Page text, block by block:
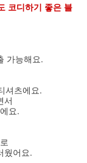
코디하기 좋은 블
가능해요.
셔츠에요.
서
요.
웠어요.